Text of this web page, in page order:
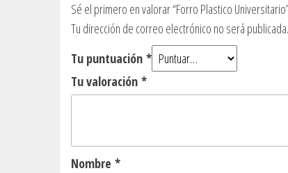
Sé el primero en valorar “Forro Plastico
Tu dirección de correo electrónico no será publicada.
Tu puntuación *
Tu valoración *
Nombre *